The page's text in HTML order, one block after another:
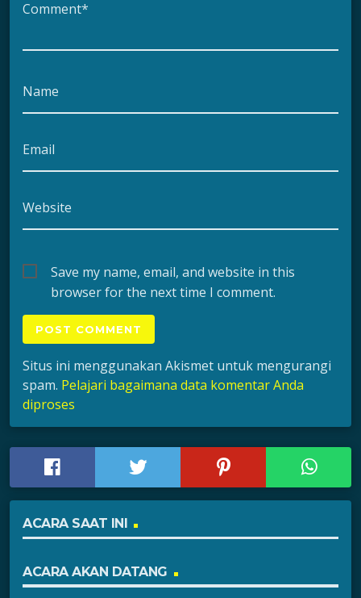
Comment*
Name
Email
Website
Save my name, email, and website in this
browser for the next time I comment.
Situs ini menggunakan Akismet untuk mengurangi
spam. Pelajari bagaimana data komentar Anda
diproses
ACARA SAAT INI
ACARA AKAN DATANG